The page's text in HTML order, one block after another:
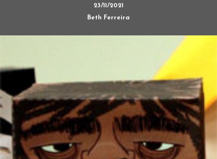
23/11/2021
Beth Ferreira